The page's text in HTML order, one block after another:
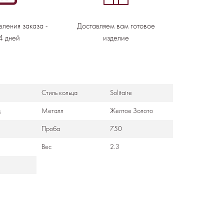
заказа -
дней
Доставляем вам готовое
изделие
Стиль кольца Solitaire
Металл Желтое Золото
Проба 750
Вес 2.3